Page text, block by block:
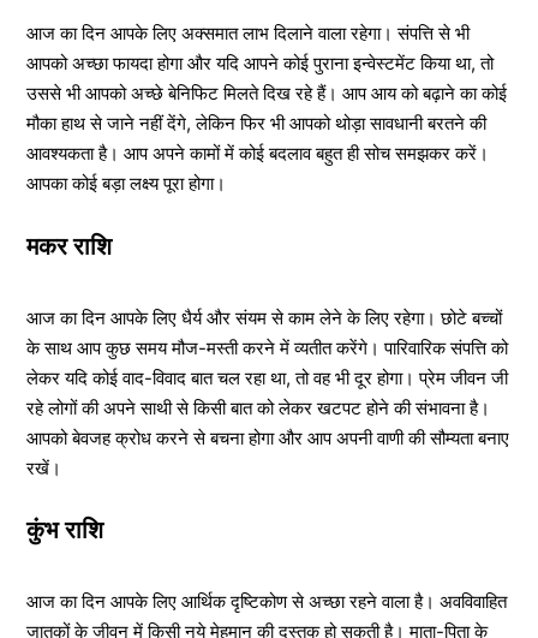
आज का दिन आपके लिए अक्समात लाभ दिलाने वाला रहेगा। संपत्ति से भी
आपको अच्छा फायदा होगा और यदि आपने कोई पुराना इन्वेस्टमेंट किया था, तो
उससे भी आपको अच्छे बेनिफिट मिलते दिख रहे हैं। आप आय को बढ़ाने का कोई
मौका हाथ से जाने नहीं देंगे, लेकिन फिर भी आपको थोड़ा सावधानी बरतने की
आवश्यकता है। आप अपने कामों में कोई बदलाव बहुत ही सोच समझकर करें।
आपका कोई बड़ा लक्ष्य पूरा होगा।
मकर राशि
आज का दिन आपके लिए धैर्य और संयम से काम लेने के लिए रहेगा। छोटे बच्चों
के साथ आप कुछ समय मौज-मस्ती करने में व्यतीत करेंगे। पारिवारिक संपत्ति को
लेकर यदि कोई वाद-विवाद बात चल रहा था, तो वह भी दूर होगा। प्रेम जीवन जी
रहे लोगों की अपने साथी से किसी बात को लेकर खटपट होने की संभावना है।
आपको बेवजह क्रोध करने से बचना होगा और आप अपनी वाणी की सौम्यता बनाए
रखें।
कुंभ राशि
आज का दिन आपके लिए आर्थिक दृष्टिकोण से अच्छा रहने वाला है। अवविवाहित
जातकों के जीवन में किसी नये मेहमान की दस्तक हो सकती है। माता-पिता के